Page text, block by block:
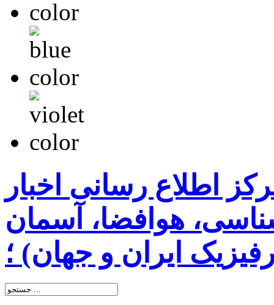
اطلاع رسانی اخبار
هوافضا، آسمان
ایران و جهان) ؛